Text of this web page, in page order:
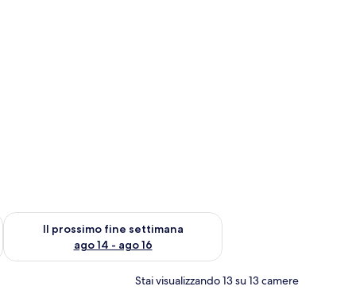
ago 7 - ago 9
Il prossimo fine settimana
ago 14 - ago 16
Verifica la disponibilità per il prossimo fine settimana, ago 14
Stai visualizzando 13 su 13 camere